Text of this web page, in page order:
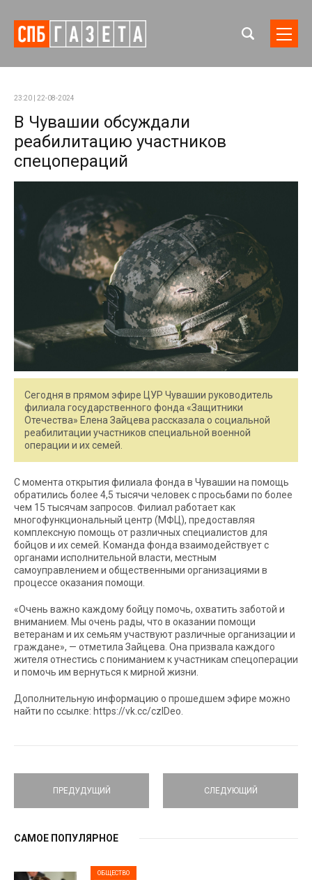
23:20 | 22-08-2024
В Чувашии обсуждали
реабилитацию участников
спецопераций
Сегодня в прямом эфире ЦУР Чувашии руководитель
филиала государственного фонда «Защитники
Отечества» Елена Зайцева рассказала о социальной
реабилитации участников специальной военной
операции и их семей.
С момента открытия филиала фонда в Чувашии на помощь
обратились более 4,5 тысячи человек с просьбами по более
чем 15 тысячам запросов. Филиал работает как
многофункциональный центр (МФЦ), предоставляя
комплексную помощь от различных специалистов для
бойцов и их семей. Команда фонда взаимодействует с
органами исполнительной власти, местным
самоуправлением и общественными организациями в
процессе оказания помощи.
«Очень важно каждому бойцу помочь, охватить заботой и
вниманием. Мы очень рады, что в оказании помощи
ветеранам и их семьям участвуют различные организации и
граждане», — отметила Зайцева. Она призвала каждого
жителя отнестись с пониманием к участникам спецоперации
и помочь им вернуться к мирной жизни.
Дополнительную информацию о прошедшем эфире можно
найти по ссылке: https://vk.cc/czIDeo.
ПРЕДУДУЩИЙ СЛЕДУЮЩИЙ
САМОЕ ПОПУЛЯРНОЕ
ОБЩЕСТВО